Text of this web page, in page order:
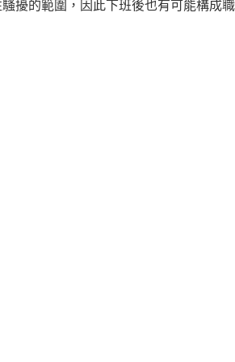
擾的範圍，因此下班後也有可能構成職